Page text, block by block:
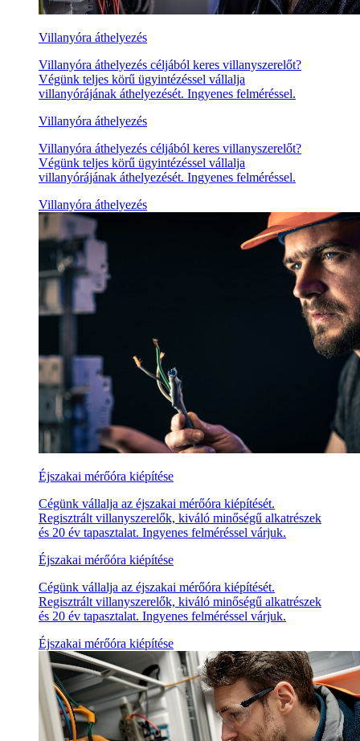
Villanyóra áthelyezés
Villanyóra áthelyezés céljából keres villanyszerelőt?
Végünk teljes körű ügyintézéssel vállalja
villanyórájának áthelyezését. Ingyenes felméréssel.
Villanyóra áthelyezés
Villanyóra áthelyezés céljából keres villanyszerelőt?
Végünk teljes körű ügyintézéssel vállalja
villanyórájának áthelyezését. Ingyenes felméréssel.
Villanyóra áthelyezés
Éjszakai mérőóra kiépítése
Cégünk vállalja az éjszakai mérőóra kiépítését.
Regisztrált villanyszerelők, kiváló minőségű alkatrészek
és 20 év tapasztalat. Ingyenes felméréssel várjuk.
Éjszakai mérőóra kiépítése
Cégünk vállalja az éjszakai mérőóra kiépítését.
Regisztrált villanyszerelők, kiváló minőségű alkatrészek
és 20 év tapasztalat. Ingyenes felméréssel várjuk.
Éjszakai mérőóra kiépítése